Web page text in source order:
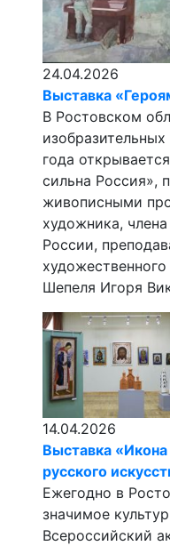
24.04.2026
Выставка
В Ростовском
года
сильна Россия»,
живописными
художника,
России,
Шепеля Игоря
14.04.2026
Выставка
русского
Ежегодно в
значимое
Всероссийский